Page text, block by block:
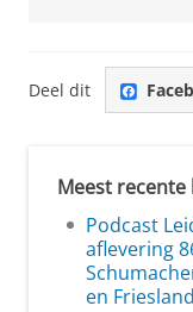
Deel dit
Meest
Podcast
aflevering
en